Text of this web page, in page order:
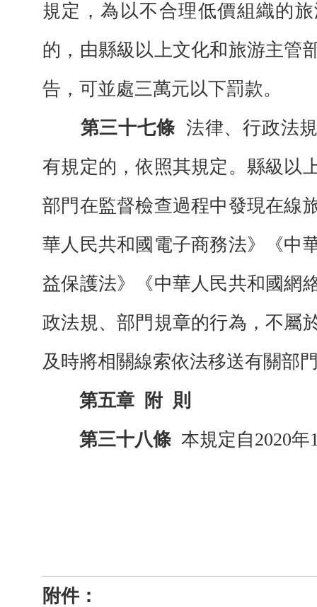
規定，為以不合理低價組織的
的，由縣級以上文化和旅游主管
告，可並處三萬元以下罰款。
第三十七條 法律、行政法
有規定的，依照其規定。縣級以
部門在監督檢查過程中發現在線
華人民共和國電子商務法》《中
益保護法》《中華人民共和國網
政法規、部門規章的行為，不屬
及時將相關線索依法移送有關部
第五章
附 則
第三十八條 本規定自2020
附件：